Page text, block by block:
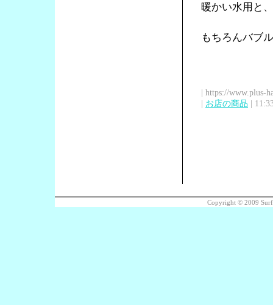
暖かい水用と
もちろんバブ
| https://www.plus-
| お店の商品 |
Copyright © 2009